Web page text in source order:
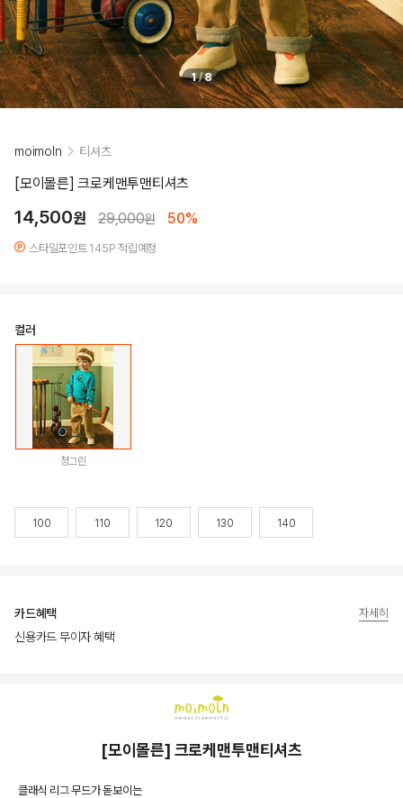
1/8
moimoln 티셔츠
[모이몰른] 크로케맨투맨티셔츠
14,500원 29,000원 50%
스타일포인트 145P 적립예정
컬러
청그린
100 110 120 130 140
카드혜택
신용카드 무이자 혜택
자세히
[모이몰른] 크로케맨투맨티셔츠
클래식 리그 무드가 돋보이는